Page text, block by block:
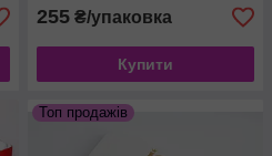
255 ₴/упаковка
Купити
Топ продажів